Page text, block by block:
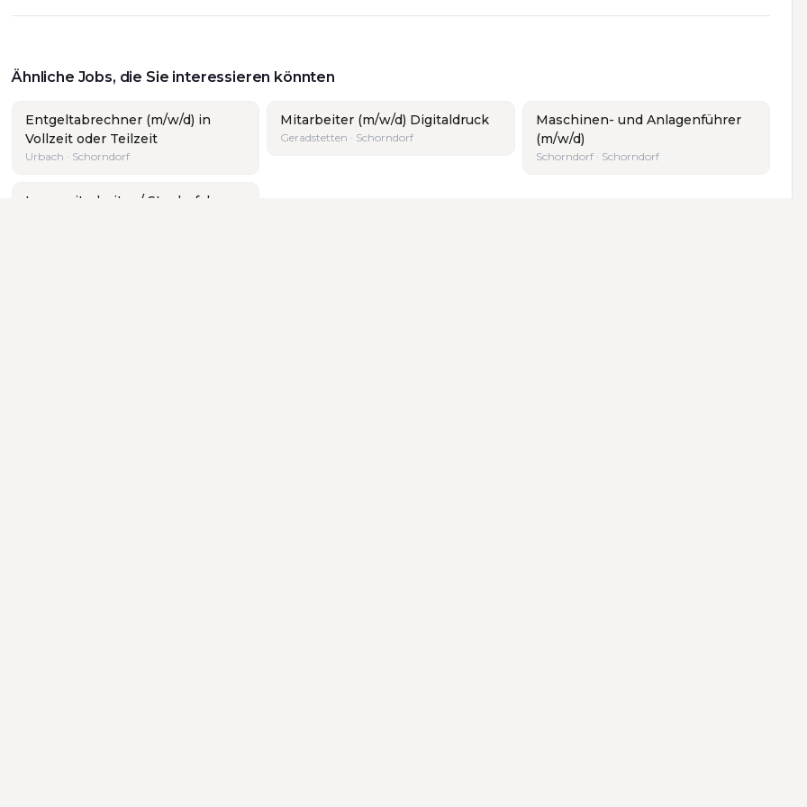
Ähnliche Jobs, die Sie interessieren könnten
Entgeltabrechner (m/w/d) in
Vollzeit oder Teilzeit
Urbach · Schorndorf
Mitarbeiter (m/w/d) Digitaldruck
Geradstetten · Schorndorf
Maschinen- und Anlagenführer
(m/w/d)
Schorndorf · Schorndorf
Lagermitarbeiter / Staplerfahrer